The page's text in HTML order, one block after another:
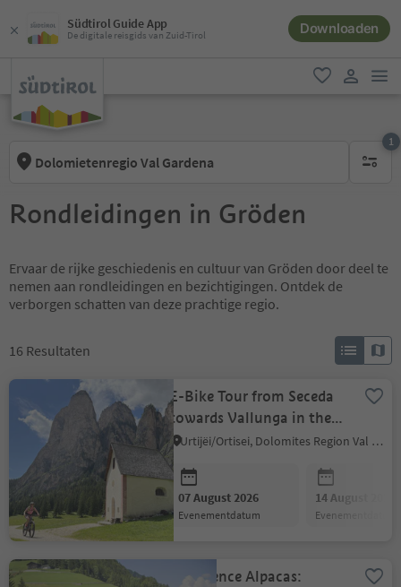
Südtirol Guide App
De digitale reisgids van Zuid-Tirol Downloaden
favoriet
Dolomietenregio Val Gardena
1
1
Rondleidingen in Gröden
Ervaar de rijke geschiedenis en cultuur van Gröden door deel te
nemen aan rondleidingen en bezichtigingen. Ontdek de
verborgen schatten van deze prachtige regio.
16 Resultaten
E-Bike Tour from Seceda
towards Vallunga in the
Puez-Odle Nature Park
Urtijëi/Ortisei, Dolomites Region Val Gardena
07 August 2026
evenementdatum
14 August 2026
evenementdatum
Experience Alpacas: